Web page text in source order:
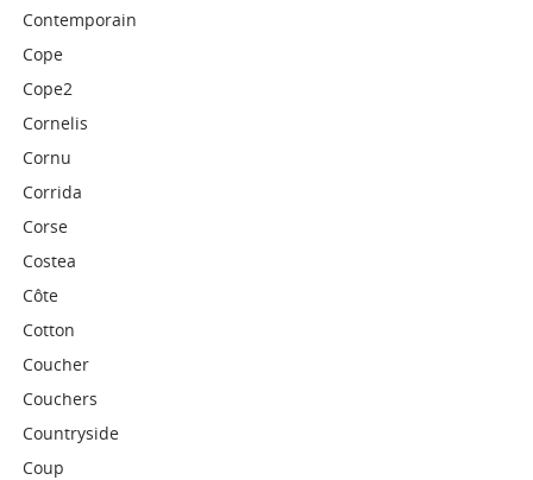
Contemporain
Cope
Cope2
Cornelis
Cornu
Corrida
Corse
Costea
Côte
Cotton
Coucher
Couchers
Countryside
Coup